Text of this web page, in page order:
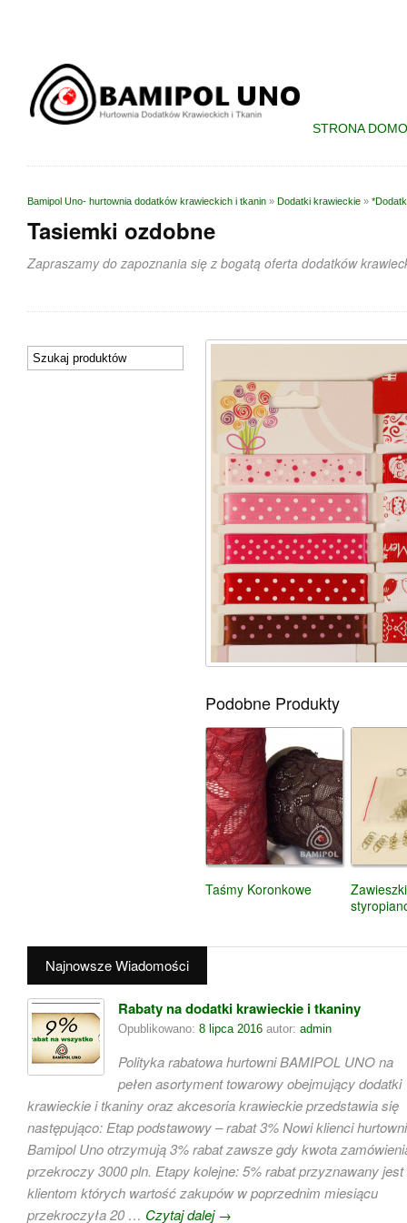
STRONA
Bamipol Uno- hurtownia dodatków krawieckich i tkanin » Dodatki krawieckie »
Tasiemki ozdobne
Zapraszamy do zapoznania się z bogatą oferta dodatków
Podobne Produkty
Taśmy Koronkowe
Najnowsze Wiadomości
Rabaty na dodatki krawieckie i tkaniny
Opublikowano: 8 lipca 2016 autor: admin
Polityka rabatowa hurtowni BAMIPOL UNO na
pełen asortyment towarowy obejmujący dodatki
krawieckie i tkaniny oraz akcesoria krawieckie przedstawia się
następująco: Etap podstawowy – rabat 3% Nowi klienci hurtowni
Bamipol Uno otrzymują 3% rabat zawsze gdy kwota
przekroczy 3000 pln. Etapy kolejne: 5% rabat przyznawany jest
klientom których wartość zakupów w poprzednim miesiącu
przekroczyła 20 … Czytaj dalej →